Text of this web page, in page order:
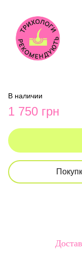
В наличии
1 750 грн